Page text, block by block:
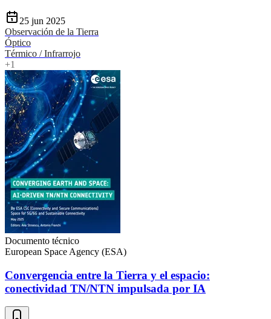
25 jun 2025
Observación de la Tierra
Óptico
Térmico / Infrarrojo
+1
Documento técnico
European Space Agency (ESA)
Convergencia entre la Tierra y el espacio:
conectividad TN/NTN impulsada por IA